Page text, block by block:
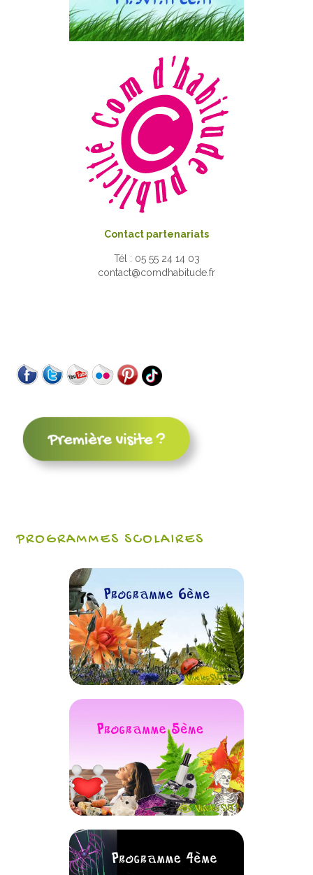
Contact partenariats
Tél : 05 55 24 14 03
contact@comdhabitude.fr
PROGRAMMES SCOLAIRES